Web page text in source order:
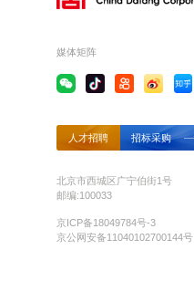
媒体矩阵
人才招聘 招标采购
北京市西城区广宁伯街1号
邮编:100033
京ICP备18049784号-3
京公网安备11040102700144号